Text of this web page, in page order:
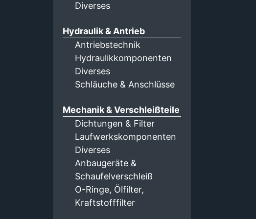
Diverses
Hydraulik & Antrieb
Antriebstechnik
Hydraulikkomponenten
Diverses
Schläuche & Anschlüsse
Mechanik & Verschleißteile
Dichtungen & Filter
Laufwerkskomponenten
Diverses
Anbaugeräte &
Schaufelverschleiß
O-Ringe, Ölfilter,
Kraftstofffilter